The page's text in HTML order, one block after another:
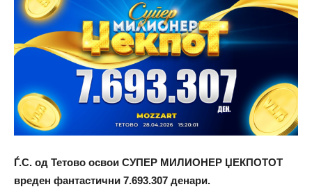
Ѓ.С. од Тетово освои СУПЕР МИЛИОНЕР ЏЕКПОТОТ
вреден фантастични 7.693.307 денари.